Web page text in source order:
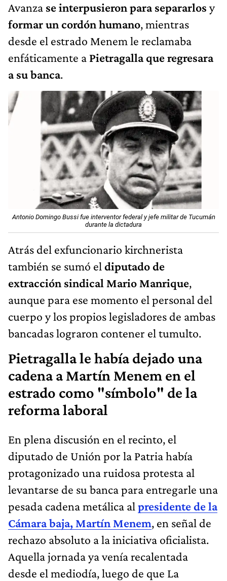
Avanza se interpusieron para separarlos y
formar un cordón humano, mientras
desde el estrado Menem le reclamaba
enfáticamente a Pietragalla que regresara
a su banca.
Antonio Domingo Bussi fue interventor federal y jefe militar de Tucumán
durante la dictadura
Atrás del exfuncionario kirchnerista
también se sumó el diputado de
extracción sindical Mario Manrique,
aunque para ese momento el personal del
cuerpo y los propios legisladores de ambas
bancadas lograron contener el tumulto.
Pietragalla le había dejado una
cadena a Martín Menem en el
estrado como "símbolo" de la
reforma laboral
En plena discusión en el recinto, el
diputado de Unión por la Patria había
protagonizado una ruidosa protesta al
levantarse de su banca para entregarle una
pesada cadena metálica al presidente de la
Cámara baja, Martín Menem, en señal de
rechazo absoluto a la iniciativa oficialista.
Aquella jornada ya venía recalentada
desde el mediodía, luego de que La